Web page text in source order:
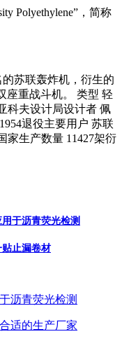
Polyethylene”，简称
苏联轰炸机，衍生的
座重战斗机。 类型 轻
科夫设计局设计者 佩
退役主要用户 苏联
家生产数量 11427架衍
于沥青荧光检测
止漏卷材
沥青荧光检测
适的生产厂家